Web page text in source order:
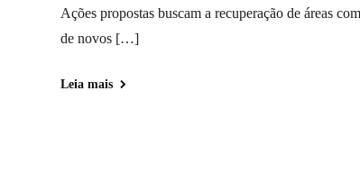
Ações propostas buscam a recuperação de áreas
de novos […]
Leia mais